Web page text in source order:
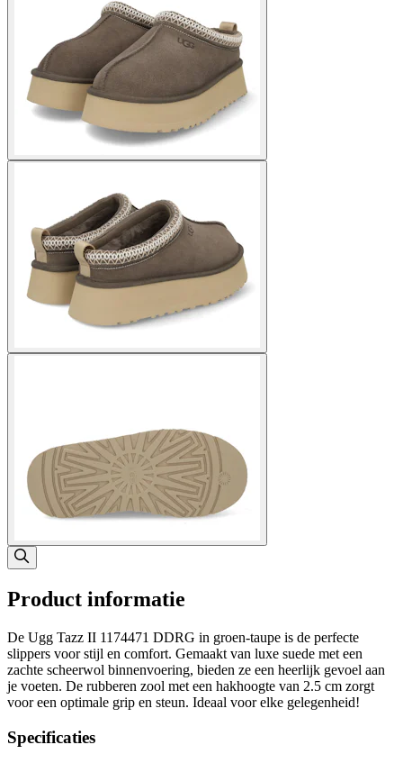
Product informatie
De Ugg Tazz II 1174471 DDRG in groen-taupe is de perfecte
slippers voor stijl en comfort. Gemaakt van luxe suede met een
zachte scheerwol binnenvoering, bieden ze een heerlijk gevoel aan
je voeten. De rubberen zool met een hakhoogte van 2.5 cm zorgt
voor een optimale grip en steun. Ideaal voor elke gelegenheid!
Specificaties